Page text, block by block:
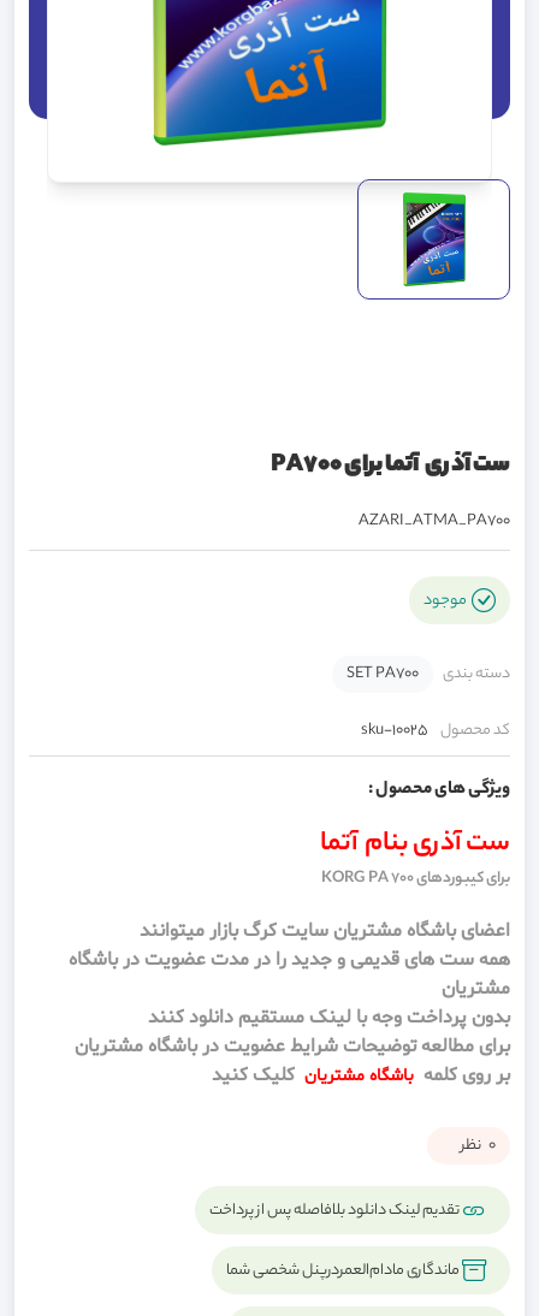
ست آذری آتما برای PA700
AZARI_ATMA_PA700
موجود
دسته بندی SET PA700
کد محصول sku-10025
ویژگی های محصول :
ست آذری بنام آتما
برای کیبوردهای KORG PA 700
اعضای باشگاه مشتریان سایت کرگ بازار میتوانند
همه ست های قدیمی و جدید را در مدت عضویت در باشگاه
مشتریان
بدون پرداخت وجه با لینک مستقیم دانلود کنند
برای مطالعه توضیحات شرایط عضویت در باشگاه مشتریان
بر روی کلمه باشگاه مشتریان کلیک کنید
0 نظر
تقدیم لینک دانلود بلافاصله پس از پرداخت
ماندگاری مادام‌العمردرپنل شخصی شما